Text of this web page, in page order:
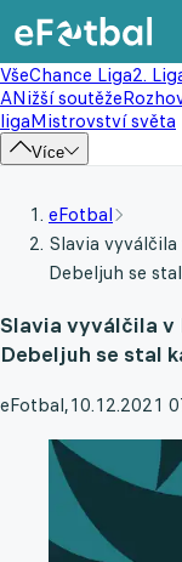
VšeChance Liga2.
ANižší soutěže
ligaMistrovství světa
Více
eFotbal
Slavia
Debeljuh se
Slavia vyválčila v
Debeljuh se stal
eFotbal,10.12.2021